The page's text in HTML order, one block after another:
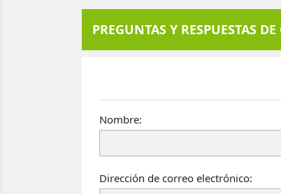
PREGUNTAS Y RESPUESTAS
Nombre:
Dirección de correo electrónico: